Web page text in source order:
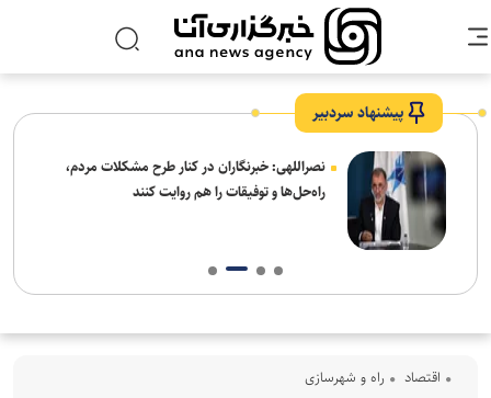
پیشنهاد سردبیر
نصراللهی: خبرنگاران در کنار طرح مشکلات مردم،
راه‌حل‌ها و توفیقات را هم روایت کنند
اقتصاد راه و شهرسازی